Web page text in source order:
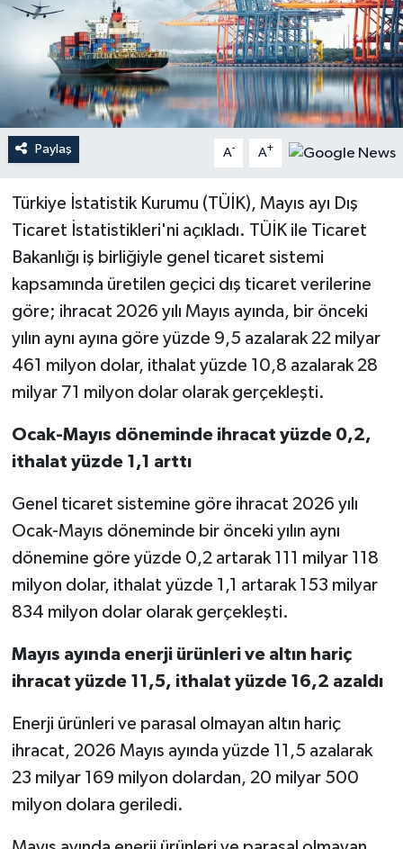
Paylaş A- A+
Türkiye İstatistik Kurumu (TÜİK), Mayıs ayı Dış
Ticaret İstatistikleri'ni açıkladı. TÜİK ile Ticaret
Bakanlığı iş birliğiyle genel ticaret sistemi
kapsamında üretilen geçici dış ticaret verilerine
göre; ihracat 2026 yılı Mayıs ayında, bir önceki
yılın aynı ayına göre yüzde 9,5 azalarak 22 milyar
461 milyon dolar, ithalat yüzde 10,8 azalarak 28
milyar 71 milyon dolar olarak gerçekleşti.
Ocak-Mayıs döneminde ihracat yüzde 0,2,
ithalat yüzde 1,1 arttı
Genel ticaret sistemine göre ihracat 2026 yılı
Ocak-Mayıs döneminde bir önceki yılın aynı
dönemine göre yüzde 0,2 artarak 111 milyar 118
milyon dolar, ithalat yüzde 1,1 artarak 153 milyar
834 milyon dolar olarak gerçekleşti.
Mayıs ayında enerji ürünleri ve altın hariç
ihracat yüzde 11,5, ithalat yüzde 16,2 azaldı
Enerji ürünleri ve parasal olmayan altın hariç
ihracat, 2026 Mayıs ayında yüzde 11,5 azalarak
23 milyar 169 milyon dolardan, 20 milyar 500
milyon dolara geriledi.
Resmi İlan
Sağlık
Spor
Teknoloji
Yaşam